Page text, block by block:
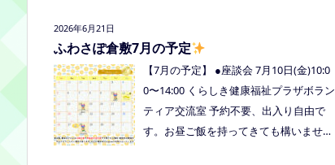
ています。 ※予定ですので、変更の場合
2026年6月21日
ふわさぽ倉敷7月の予定
【7月の予定】 ●座談会 7月10日(金)10:0
0〜14:00 くらしき健康福祉プラザボラン
ティア交流室 予約不要、出入り自由で
す。お昼ご飯を持ってきても構いません